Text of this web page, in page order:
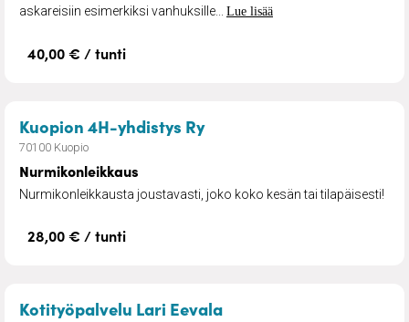
askareisiin esimerkiksi vanhuksille... Lue lisää
40,00 € / tunti
Kuopion 4H-yhdistys Ry– Nurmikonleikkaus
70100 Kuopio
Nurmikonleikkaus
Nurmikonleikkausta joustavasti, joko koko kesän tai tilapäisesti!
28,00 € / tunti
Kotityöpalvelu Lari Eevala– Kotityöpalvelu